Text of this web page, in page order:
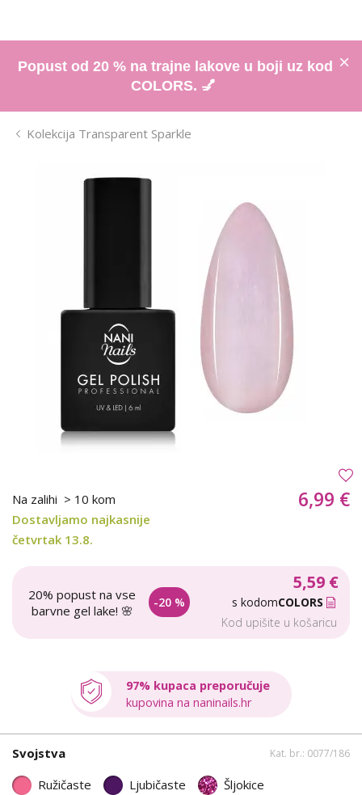
Popust od 20 % na trajne lakove u boji uz kod
COLORS. 💅
Kolekcija Transparent Sparkle
Na zalihi > 10 kom
Dostavljamo najkasnije
četvrtak 13.8.
6,99 €
20% popust na vse
barvne gel lake! 🌸
-20 %
5,59 €
s kodomCOLORS
Kod upišite u košaricu
97% kupaca preporučuje
kupovina na naninails.hr
Svojstva Kat. br.: 0077/186
Ružičaste Ljubičaste Šljokice